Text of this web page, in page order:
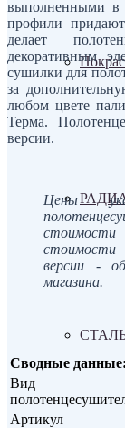
выполненными в
профили
делает
декоративным
сушилки для
за
любом цвете
Терма.
версии.
Цены
стоимости
версии -
магазина.
Сводные данные:
Вид
Артикул